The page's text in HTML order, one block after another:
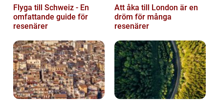
Flyga till Schweiz - En
omfattande guide för
resenärer
Att åka till London är en
dröm för många
resenärer